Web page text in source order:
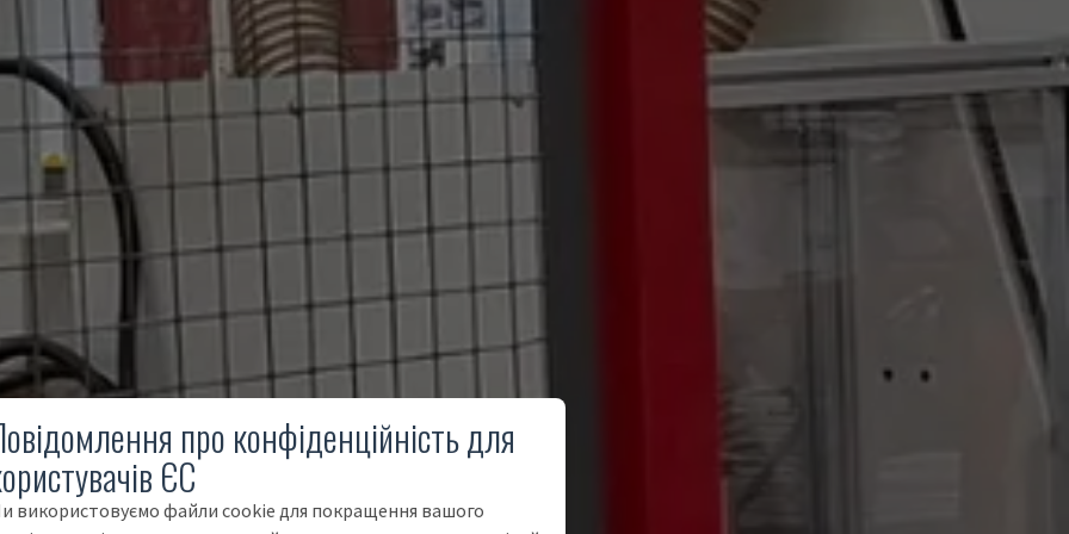
про конфіденційність для
ЄС
використовуємо файли cookie для покращення вашого